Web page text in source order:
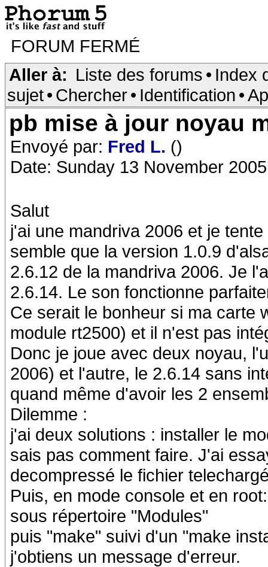
FORUM FERMÉ
Aller à: Liste des forums • Index
sujet• Chercher• Identification •
pb mise à jour noyau
Envoyé par: Fred L. ()
Date: Sunday 13 November
Salut
j'ai une mandriva 2006 et je
semble que la version 1.0.9
2.6.12 de la mandriva 2006. Je
2.6.14. Le son fonctionne
Ce serait le bonheur si ma carte
module rt2500) et il n'est pas
Donc je joue avec deux noyau,
2006) et l'autre, le 2.6.14 sans
quand même d'avoir les 2
Dilemme :
j'ai deux solutions : installer le
sais pas comment faire. J'ai
decompressé le fichier
Puis, en mode console et en
sous répertoire "Modules"
puis "make" suivi d'un "make
j'obtiens un message d'erreur.